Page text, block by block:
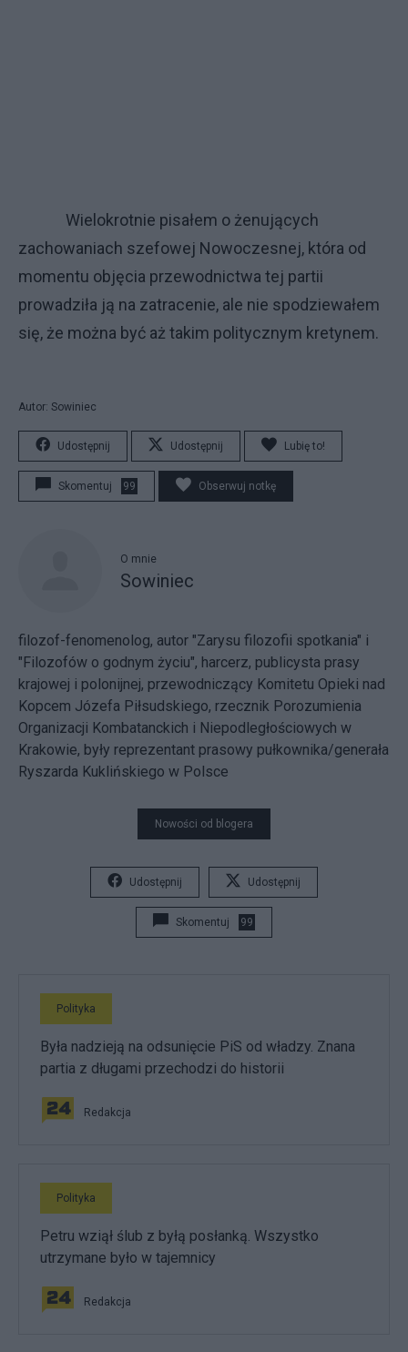
Wielokrotnie pisałem o żenujących
zachowaniach szefowej Nowoczesnej, która od
momentu objęcia przewodnictwa tej partii
prowadziła ją na zatracenie, ale nie spodziewałem
się, że można być aż takim politycznym kretynem.
Autor: Sowiniec
Udostępnij Udostępnij Lubię to!
Skomentuj 99 Obserwuj notkę
O mnie
Sowiniec
filozof-fenomenolog, autor "Zarysu filozofii spotkania" i
"Filozofów o godnym życiu", harcerz, publicysta prasy
krajowej i polonijnej, przewodniczący Komitetu Opieki nad
Kopcem Józefa Piłsudskiego, rzecznik Porozumienia
Organizacji Kombatanckich i Niepodległościowych w
Krakowie, były reprezentant prasowy pułkownika/generała
Ryszarda Kuklińskiego w Polsce
Nowości od blogera
Udostępnij Udostępnij
Skomentuj 99
Polityka
Była nadzieją na odsunięcie PiS od władzy. Znana
partia z długami przechodzi do historii
Redakcja
Polityka
Petru wziął ślub z byłą posłanką. Wszystko
utrzymane było w tajemnicy
Redakcja